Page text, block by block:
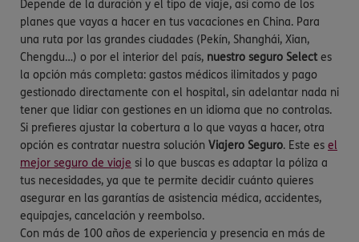
Depende de la duración y el tipo de viaje, así como de los
planes que vayas a hacer en tus vacaciones en China. Para
una ruta por las grandes ciudades (Pekín, Shanghái, Xian,
Chengdu…) o por el interior del país, nuestro seguro Select es
la opción más completa: gastos médicos ilimitados y pago
gestionado directamente con el hospital, sin adelantar nada ni
tener que lidiar con gestiones en un idioma que no controlas.
Si prefieres ajustar la cobertura a lo que vayas a hacer, otra
opción es contratar nuestra solución Viajero Seguro. Este es el
mejor seguro de viaje si lo que buscas es adaptar la póliza a
tus necesidades, ya que te permite decidir cuánto quieres
asegurar en las garantías de asistencia médica, accidentes,
equipajes, cancelación y reembolso.
Con más de 100 años de experiencia y presencia en más de